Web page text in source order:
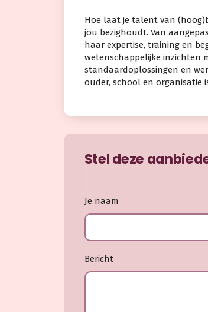
Hoe laat je talent van
jou bezighoudt. Van
haar expertise, training en
wetenschappelijke inzichten
standaardoplossingen en
ouder, school en organisatie
Stel deze
Je naam
Bericht